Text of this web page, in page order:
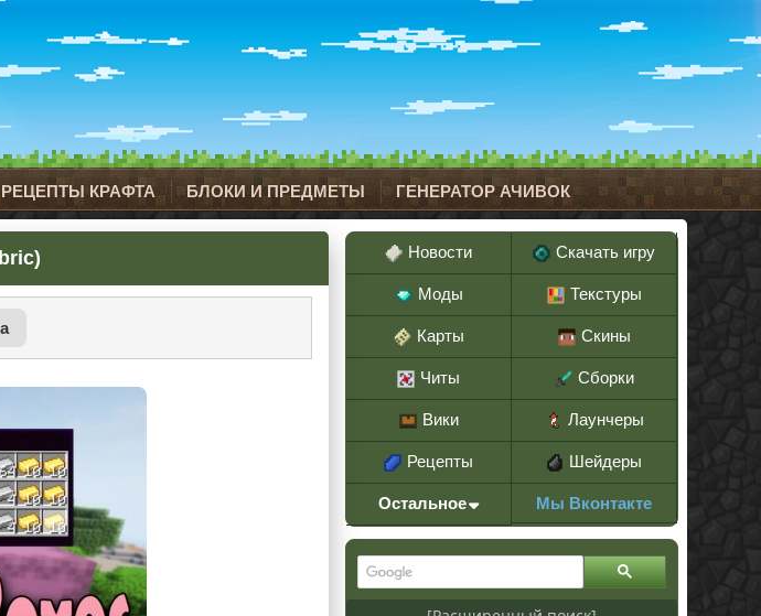
РЕЦЕПТЫ КРАФТА БЛОКИ И ПРЕДМЕТЫ ГЕНЕРАТОР АЧИВОК
Новости Скачать игру
Моды Текстуры
Карты Скины
Читы Сборки
Вики Лаунчеры
Рецепты Шейдеры
Остальное Мы Вконтакте